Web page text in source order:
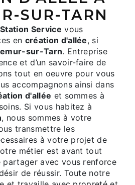
SUR-TARN
Service vous
en création d'allée, si
sur-Tarn. Entreprise
et d’un savoir-faire de
tout en oeuvre pour vous
accompagnons ainsi dans
d'allée et sommes à
Si vous habitez à
, nous sommes à votre
transmettre les
à votre projet de
métier est avant tout
partager avec vous renforce
de réussir. Toute notre